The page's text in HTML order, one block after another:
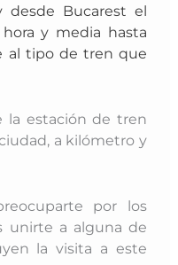
desde Bucarest el
y media hasta
al tipo de tren que
la estación de tren
a kilómetro y
por los
unirte a alguna de
la visita a este